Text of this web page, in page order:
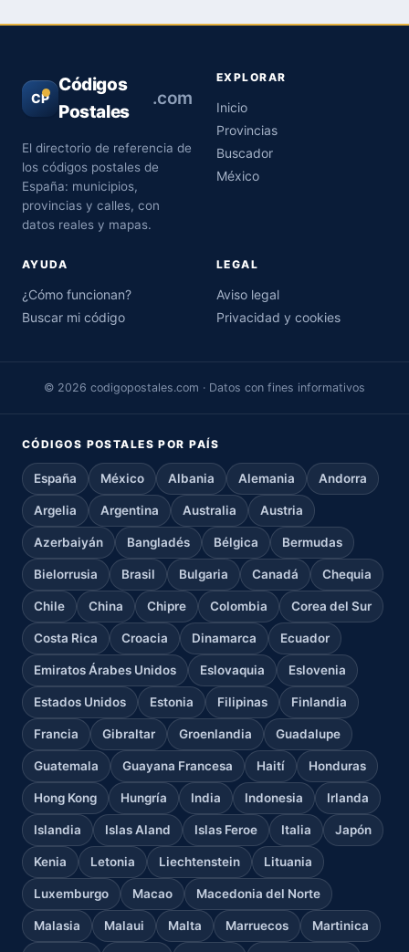
CP
Códigos
Postales
.com
El directorio de referencia de
los códigos postales de
España: municipios,
provincias y calles, con
datos reales y mapas.
EXPLORAR
Inicio
Provincias
Buscador
México
AYUDA
¿Cómo funcionan?
Buscar mi código
LEGAL
Aviso legal
Privacidad y cookies
© 2026 codigopostales.com · Datos con fines informativos
CÓDIGOS POSTALES POR PAÍS
España México Albania Alemania Andorra
Argelia Argentina Australia Austria
Azerbaiyán Bangladés Bélgica Bermudas
Bielorrusia Brasil Bulgaria Canadá Chequia
Chile China Chipre Colombia Corea del Sur
Costa Rica Croacia Dinamarca Ecuador
Emiratos Árabes Unidos Eslovaquia Eslovenia
Estados Unidos Estonia Filipinas Finlandia
Francia Gibraltar Groenlandia Guadalupe
Guatemala Guayana Francesa Haití Honduras
Hong Kong Hungría India Indonesia Irlanda
Islandia Islas Aland Islas Feroe Italia Japón
Kenia Letonia Liechtenstein Lituania
Luxemburgo Macao Macedonia del Norte
Malasia Malaui Malta Marruecos Martinica